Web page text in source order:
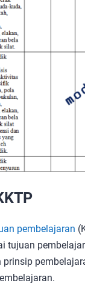
pembelajaran
tujuan
prinsip